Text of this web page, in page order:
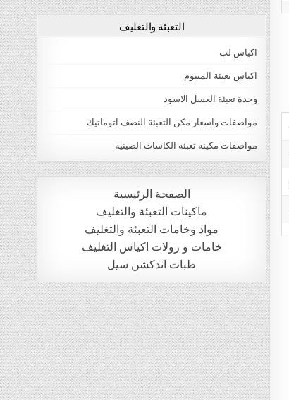
التعبئة والتغليف
اكياس لب
اكياس تعبئة المنيوم
وحدة تعبئة العسل الاسود
مواصفات واسعار مكن التعبئة النصف اتوماتيك
مواصفات مكينة تعبئة الكاسات الصينية
الصفحة الرئيسية
ماكينات التعبئة والتغليف
مواد وخامات التعبئة والتغليف
خامات و رولات اكياس التغليف
طبات اندكشن سيل